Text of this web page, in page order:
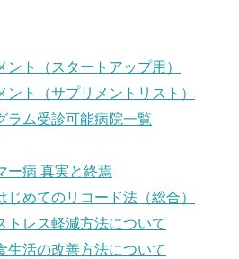
ント（スタートアップ用）
ント（サプリメントリスト）
ラム受診可能病院一覧
ー病 真実と終焉
じめてのリコード法（総合）
トレス軽減方法について
生活の改善方法について